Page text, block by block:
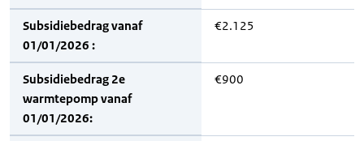
Subsidiebedrag vanaf
01/01/2026 :
€2.125
Subsidiebedrag 2e
warmtepomp vanaf
01/01/2026:
€900